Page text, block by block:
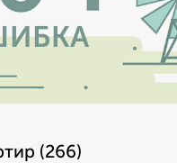
(266)